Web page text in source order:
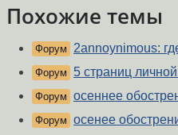
Похожие темы
Форум 2annoynimous:
Форум 5 страниц
Форум осеннее
Форум осенее